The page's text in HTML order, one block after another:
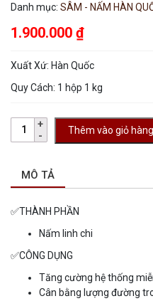
Danh mục: SÂM - NẤM HÀN
1.900.000 ₫
Xuất Xứ: Hàn Quốc
Quy Cách: 1 hộp 1 kg
Thêm vào giỏ hàng
MÔ TẢ
✅THÀNH PHẦN
Nấm linh chi
✅CÔNG DỤNG
Tăng cường hệ thống
Cân bằng lượng đường